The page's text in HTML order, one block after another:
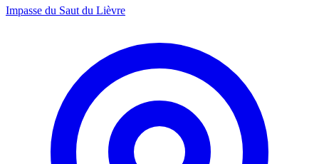
Impasse du Saut du Lièvre